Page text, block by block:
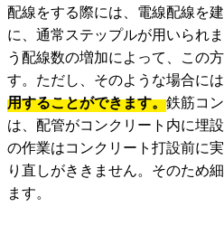
配線をする際には、電線配線を
に、通常ステップルが用いられ
う配線数の増加によって、この
す。ただし、そのような場合には
用することができます。鉄筋コ
は、配管がコンクリート内に埋
の作業はコンクリート打設前に
り直しがききません。そのため
ます。